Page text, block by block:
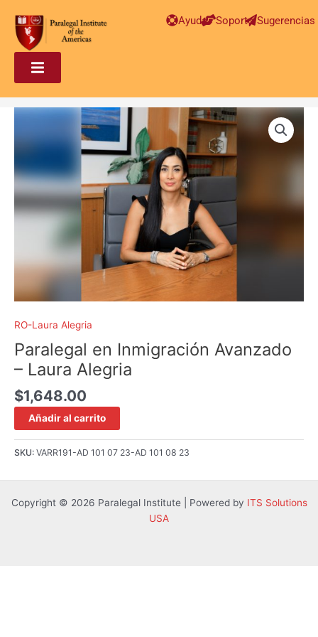
Ayuda Soporte Sugerencias
RO-Laura Alegria
Paralegal en Inmigración Avanzado
– Laura Alegria
$1,648.00
Paralegal
–
Laura
Alegria
Añadir al carrito
SKU: VARR191-AD 101 07 23-AD 101 08 23
Copyright © 2026 Paralegal Institute | Powered by ITS Solutions
USA